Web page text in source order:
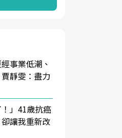
事業低潮、
靜雯：盡力
！」41歲抗癌
讓我重新改